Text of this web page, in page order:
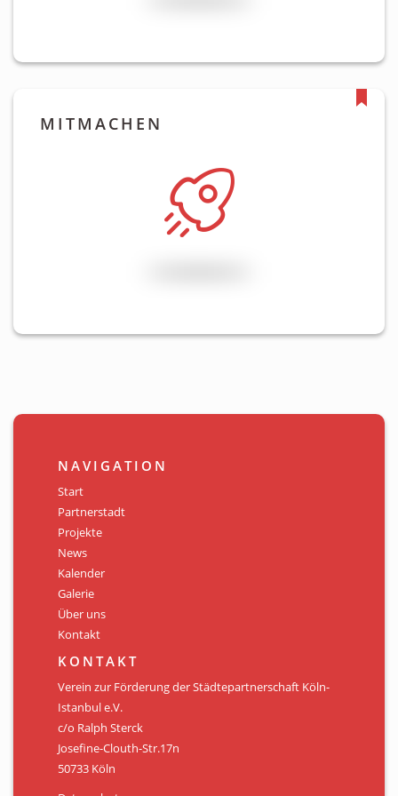
MITMACHEN
NAVIGATION
Start
Partnerstadt
Projekte
News
Kalender
Galerie
Über uns
Kontakt
KONTAKT
Verein zur Förderung der Städtepartnerschaft Köln-
Istanbul e.V.
c/o Ralph Sterck
Josefine-Clouth-Str.17n
50733 Köln